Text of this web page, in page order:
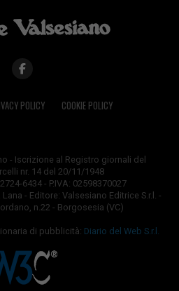
POLICY COOKIE POLICY
- Iscrizione al Registro giornali del
nr. 14 del 20/11/1948
6434 - P.IVA: 02598370027
- Editore: Valsesiano Editrice S.r.l. -
n.22 - Borgosesia (VC)
di pubblicità: Diario del Web S.r.l.